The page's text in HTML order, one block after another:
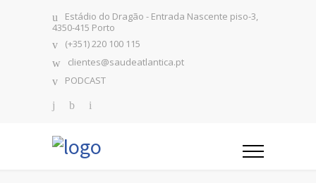
Estádio do Dragão - Entrada Nascente piso-3,
4350-415 Porto
(+351) 220 100 115
clientes@saudeatlantica.pt
PODCAST